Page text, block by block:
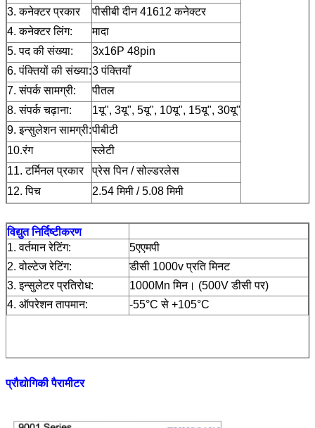
3. कनेक्टर प्रकार
पीसीबी दीन 41612 कनेक्टर
4. कनेक्टर लिंग:
मादा
5. पद की संख्या:
3x16P 48pin
6. पंक्तियों की संख्या:3 पंक्तियाँ
7. संपर्क सामग्री:
पीतल
8. संपर्क चढ़ाना:
1यू", 3यू", 5यू", 10यू", 15यू", 30यू"
9. इन्सुलेशन सामग्री:पीबीटी
10.रंग
स्लेटी
11. टर्मिनल प्रकार
प्रेस पिन / सोल्डरलेस
12. पिच
2.54 मिमी / 5.08 मिमी
विद्युत निर्दिष्टीकरण
1. वर्तमान रेटिंग:
5एएमपी
2. वोल्टेज रेटिंग:
डीसी 1000v प्रति मिनट
3. इन्सुलेटर प्रतिरोध:
1000Mn मिन। (500V डीसी पर)
4. ऑपरेशन तापमान:
-55°C से +105°C
प्रौद्योगिकी पैरामीटर